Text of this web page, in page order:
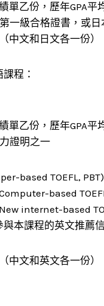
單乙份，歷年GPA平
一級合格證書，或
中文和日文各一份）
程：
單乙份，歷年GPA平
證明之一
based TOEFL,
based
internet-based
本課程的英文推薦信
中文和英文各一份）